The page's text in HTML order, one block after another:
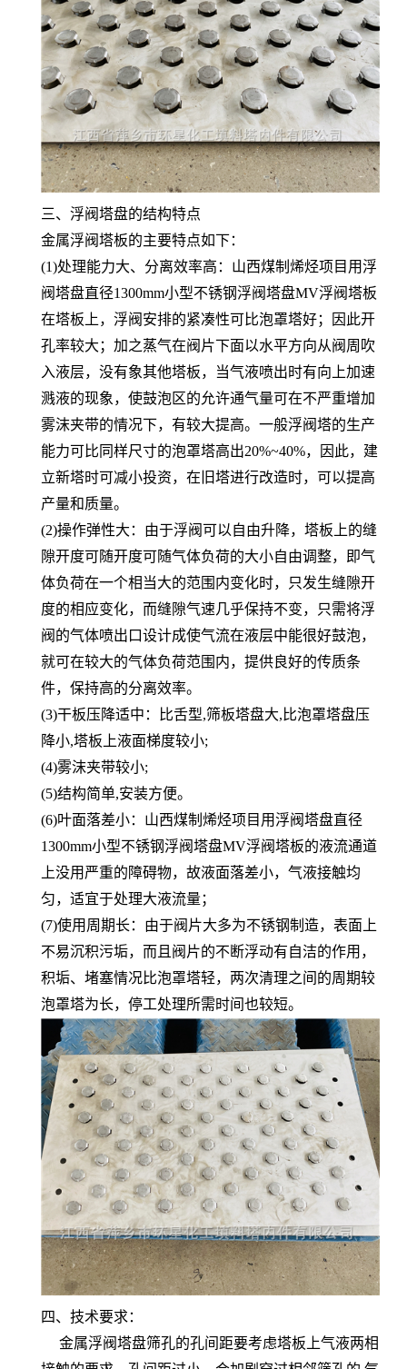
三、浮阀塔盘的结构特点
金属浮阀塔板的主要特点如下：
(1)处理能力大、分离效率高：山西煤制烯烃项目用浮
阀塔盘直径1300mm小型不锈钢浮阀塔盘MV浮阀塔板
在塔板上，浮阀安排的紧凑性可比泡罩塔好；因此开
孔率较大；加之蒸气在阀片下面以水平方向从阀周吹
入液层，没有象其他塔板，当气液喷出时有向上加速
溅液的现象，使鼓泡区的允许通气量可在不严重增加
雾沫夹带的情况下，有较大提高。一般浮阀塔的生产
能力可比同样尺寸的泡罩塔高出20%~40%，因此，建
立新塔时可减小投资，在旧塔进行改造时，可以提高
产量和质量。
(2)操作弹性大：由于浮阀可以自由升降，塔板上的缝
隙开度可随开度可随气体负荷的大小自由调整，即气
体负荷在一个相当大的范围内变化时，只发生缝隙开
度的相应变化，而缝隙气速几乎保持不变，只需将浮
阀的气体喷出口设计成使气流在液层中能很好鼓泡，
就可在较大的气体负荷范围内，提供良好的传质条
件，保持高的分离效率。
(3)干板压降适中：比舌型,筛板塔盘大,比泡罩塔盘压
降小,塔板上液面梯度较小;
(4)雾沫夹带较小;
(5)结构简单,安装方便。
(6)叶面落差小：山西煤制烯烃项目用浮阀塔盘直径
1300mm小型不锈钢浮阀塔盘MV浮阀塔板的液流通道
上没用严重的障碍物，故液面落差小，气液接触均
匀，适宜于处理大液流量；
(7)使用周期长：由于阀片大多为不锈钢制造，表面上
不易沉积污垢，而且阀片的不断浮动有自洁的作用，
积垢、堵塞情况比泡罩塔轻，两次清理之间的周期较
泡罩塔为长，停工处理所需时间也较短。
四、技术要求：
金属浮阀塔盘筛孔的孔间距要考虑塔板上气液两相